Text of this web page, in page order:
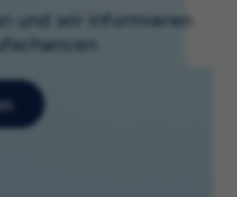
und wir informieren